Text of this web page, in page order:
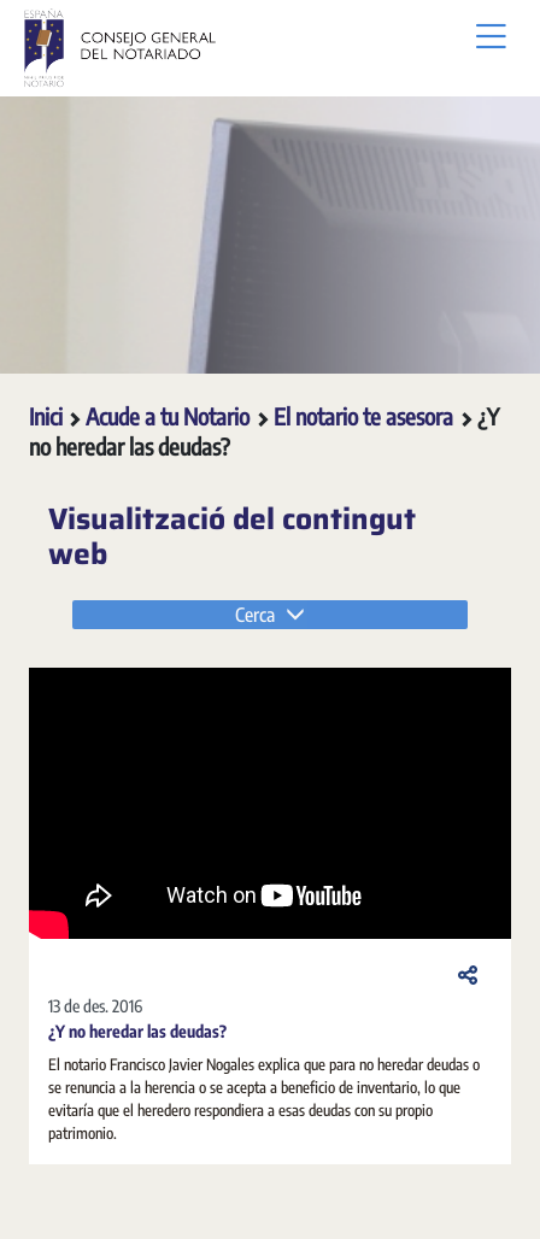
Salta al contingut principal
Inici Acude a tu Notario El notario te asesora
¿Y
no heredar las deudas?
Visualització del contingut
web
Cerca
13 de des. 2016
¿Y no heredar las deudas?
El notario Francisco Javier Nogales explica que para no heredar deudas o
se renuncia a la herencia o se acepta a beneficio de inventario, lo que
evitaría que el heredero respondiera a esas deudas con su propio
patrimonio.